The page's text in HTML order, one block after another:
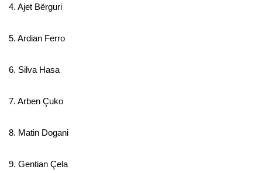
4. Ajet Bërguri
5. Ardian Ferro
6. Silva Hasa
7. Arben Çuko
8. Matin Dogani
9. Gentian Çela